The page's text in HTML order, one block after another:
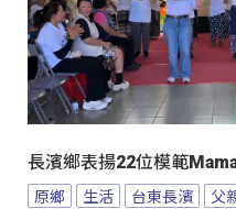
長濱鄉表揚22位模範
原鄉 生活 台東長濱 父